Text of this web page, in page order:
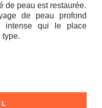
de peau est restaurée.
de peau profond
intense qui le place
type.